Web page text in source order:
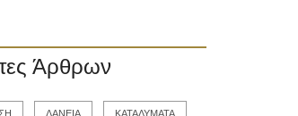
Άρθρων
ΔΑΝΕΙΑ ΚΑΤΑΛΥΜΑΤΑ